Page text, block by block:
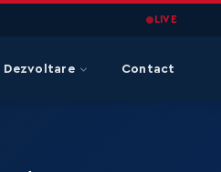
LIVE
Dezvoltare Contact